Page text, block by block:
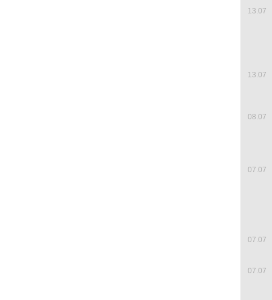
13.07
13.07
08.07
07.07
07.07
07.07